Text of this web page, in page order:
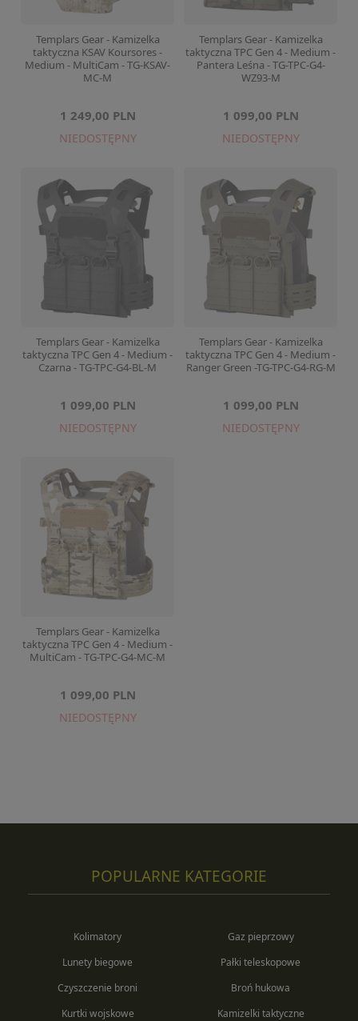
Templars Gear - Kamizelka
taktyczna KSAV Koursores -
Medium - MultiCam - TG-KSAV-
MC-M
1 249,00 PLN
NIEDOSTĘPNY
Templars Gear - Kamizelka
taktyczna TPC Gen 4 - Medium -
Pantera Leśna - TG-TPC-G4-
WZ93-M
1 099,00 PLN
NIEDOSTĘPNY
Templars Gear - Kamizelka
taktyczna TPC Gen 4 - Medium -
Czarna - TG-TPC-G4-BL-M
1 099,00 PLN
NIEDOSTĘPNY
Templars Gear - Kamizelka
taktyczna TPC Gen 4 - Medium -
Ranger Green -TG-TPC-G4-RG-M
1 099,00 PLN
NIEDOSTĘPNY
Templars Gear - Kamizelka
taktyczna TPC Gen 4 - Medium -
MultiCam - TG-TPC-G4-MC-M
1 099,00 PLN
NIEDOSTĘPNY
POPULARNE KATEGORIE
Kolimatory
Lunety biegowe
Czyszczenie broni
Gaz pieprzowy
Pałki teleskopowe
Broń hukowa
Kurtki wojskowe
Kamizelki taktyczne